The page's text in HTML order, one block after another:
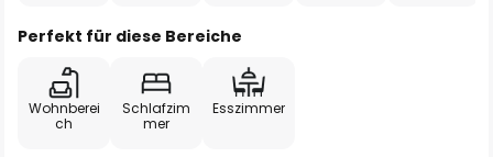
Perfekt für diese Bereiche
Wohnberei
ch
Schlafzim
mer
Esszimmer